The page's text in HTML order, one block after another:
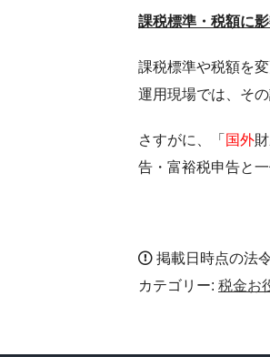
課税標準・税額に
課税標準や税額を
運用現場では、そ
さすがに、「 国外
告・富裕税申告と
掲載日時点の法
カテゴリー: 税金お